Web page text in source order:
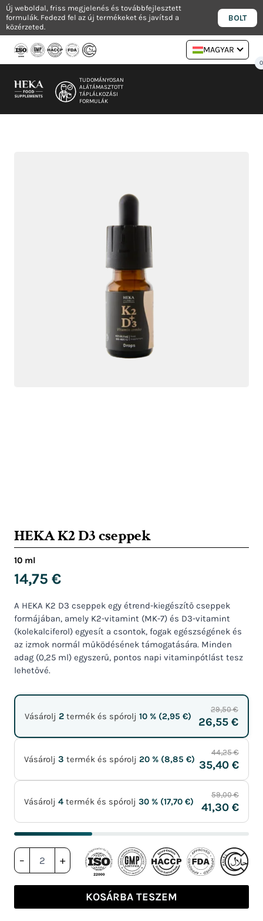
Ugrás
tartalomra
Új weboldal, friss megjelenés és továbbfejlesztett
formulák. Fedezd fel az új termékeket és javítsd a
közérzeted.
BOLT
MAGYAR
TUDOMÁNYOSAN
ALÁTÁMASZTOTT
TÁPLÁLKOZÁSI
FORMULÁK
0
HEKA K2 D3 cseppek
10 ml
14,75 €
A HEKA K2 D3 cseppek egy étrend-kiegészítő cseppek
formájában, amely K2-vitamint (MK-7) és D3-vitamint
(kolekalciferol) egyesít a csontok, fogak egészségének és
az izmok normál működésének támogatására. Minden
adag (0,25 ml) egyszerű, pontos napi vitaminpótlást tesz
lehetővé.
Vásárolj 2 termék és spórolj 10 % (2,95 €)
29,50 €
26,55 €
Vásárolj 3 termék és spórolj 20 % (8,85 €)
44,25 €
35,40 €
Vásárolj 4 termék és spórolj 30 % (17,70 €)
59,00 €
41,30 €
–
HEKA
K2
mennyiség
+
KOSÁRBA TESZEM